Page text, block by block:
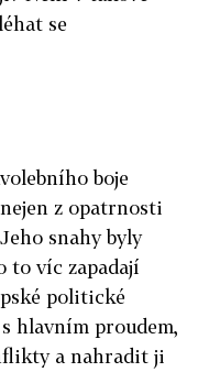
se
boje
z opatrnosti
snahy byly
to víc zapadají
politické
hlavním proudem,
a nahradit ji